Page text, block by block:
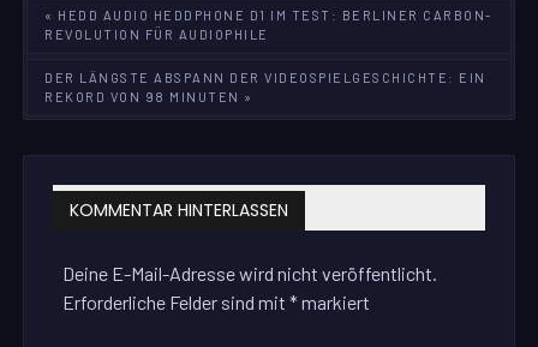
Beitragsnavigation
« HEDD AUDIO HEDDPHONE D1 IM TEST: BERLINER CARBON-
REVOLUTION FÜR AUDIOPHILE
DER LÄNGSTE ABSPANN DER VIDEOSPIELGESCHICHTE: EIN
REKORD VON 98 MINUTEN »
KOMMENTAR HINTERLASSEN
Deine E-Mail-Adresse wird nicht veröffentlicht.
Erforderliche Felder sind mit*markiert